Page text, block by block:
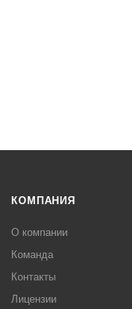
КОМПАНИЯ
О компании
Команда
Контакты
Лицензии